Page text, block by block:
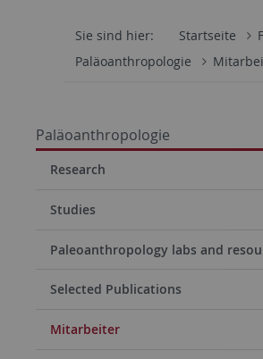
Sie sind hier: Startseite
Paläoanthropologie
Paläoanthropologie
Research
Studies
Paleoanthropology labs and
Selected Publications
Mitarbeiter